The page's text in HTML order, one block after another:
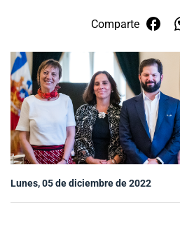
Subsecretaría de Relaciones
Internacionales
Sala de prensa
modo claro
Comparte
Lunes, 05 de diciembre de 2022